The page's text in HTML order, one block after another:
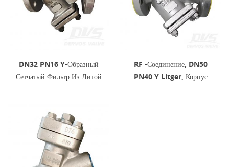
DN32 PN16 Y-Образный
Сетчатый Фильтр Из Литой
RF -соединение, DN50
PN40 Y Litger, Корпус